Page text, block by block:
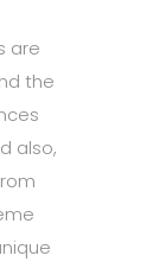
are
the
also,